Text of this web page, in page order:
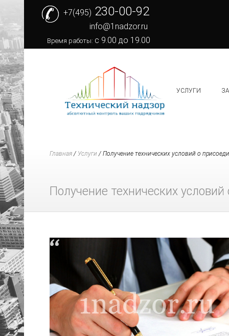
+7(495) 230-00-92
info@1nadzor.ru
Время работы: с 9.00 до 19.00
УСЛУГИ
Главная / Услуги / Получение технических условий о
Получение технических